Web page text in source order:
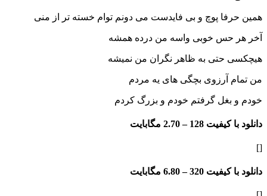
پوچ و بی فایدست می دونم توام خسته تر از منی
خوبی واسه من درده همشه
حتی به ظاهر نگران من نمیشه
آرزوی بچگی های یه مردم
گرفتم خودم و بزرگ کردم
128 – 2.70 مگابایت
320 – 6.80 مگابایت